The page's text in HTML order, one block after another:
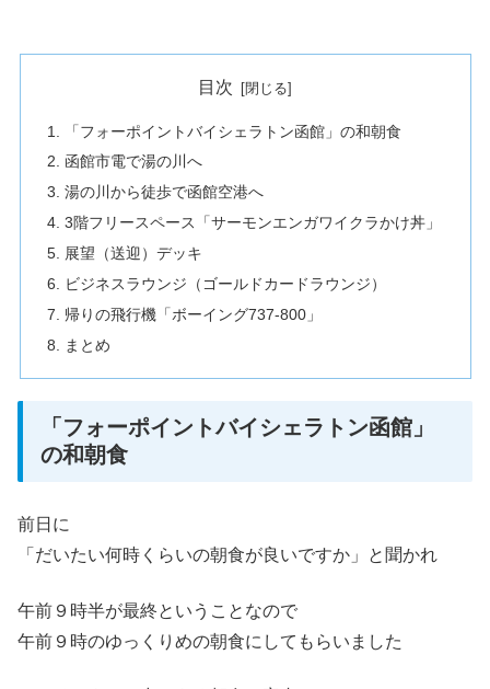
目次
「フォーポイントバイシェラトン函館」の和朝食
函館市電で湯の川へ
湯の川から徒歩で函館空港へ
3階フリースペース「サーモンエンガワイクラかけ丼」
展望（送迎）デッキ
ビジネスラウンジ（ゴールドカードラウンジ）
帰りの飛行機「ボーイング737-800」
まとめ
「フォーポイントバイシェラトン函館」
の和朝食
前日に
「だいたい何時くらいの朝食が良いですか」と聞かれ
午前９時半が最終ということなので
午前９時のゆっくりめの朝食にしてもらいました